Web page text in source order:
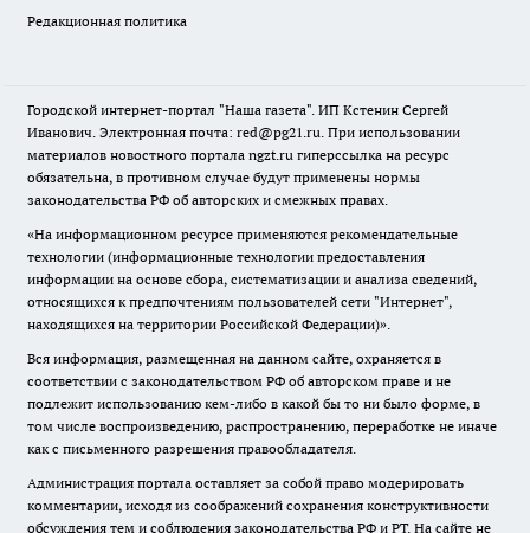
Редакционная политика
Городской интернет-портал "Наша газета". ИП Кстенин Сергей
Иванович. Электронная почта: red@pg21.ru. При использовании
материалов новостного портала ngzt.ru гиперссылка на ресурс
обязательна, в противном случае будут применены нормы
законодательства РФ об авторских и смежных правах.
«На информационном ресурсе применяются рекомендательные
технологии (информационные технологии предоставления
информации на основе сбора, систематизации и анализа сведений,
относящихся к предпочтениям пользователей сети "Интернет",
находящихся на территории Российской Федерации)».
Вся информация, размещенная на данном сайте, охраняется в
соответствии с законодательством РФ об авторском праве и не
подлежит использованию кем-либо в какой бы то ни было форме, в
том числе воспроизведению, распространению, переработке не иначе
как с письменного разрешения правообладателя.
Администрация портала оставляет за собой право модерировать
комментарии, исходя из соображений сохранения конструктивности
обсуждения тем и соблюдения законодательства РФ и РТ. На сайте не